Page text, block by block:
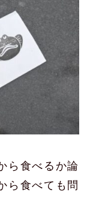
ら食べるか論
ら食べても問